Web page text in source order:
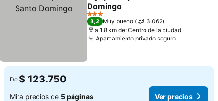
Domingo
Ver precios
3 Estrellas
8,2 Muy bueno
3.062
a 1.8 km de: Centro de la ciudad
Aparcamiento privado seguroVer precios
De $ 123.750
Mira precios de 5 páginas Ver precios